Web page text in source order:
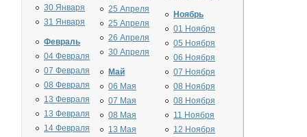
30 Января
31 Января
Февраль
04 Февраля
07 Февраля
08 Февраля
13 Февраля
13 Февраля
14 Февраля
25 Апреля
25 Апреля
26 Апреля
30 Апреля
Май
06 Мая
07 Мая
08 Мая
13 Мая
Ноябрь
01 Ноября
05 Ноября
06 Ноября
07 Ноября
08 Ноября
08 Ноября
11 Ноября
12 Ноября